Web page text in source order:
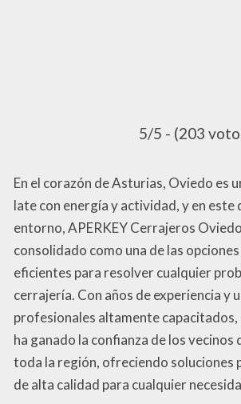
5/5 - (203
En el corazón de Asturias, Oviedo es
late con energía y actividad, y en este
entorno, APERKEY Cerrajeros
consolidado como una de las
eficientes para resolver cualquier
cerrajería. Con años de experiencia y
profesionales altamente capacitados,
ha ganado la confianza de los vecinos
toda la región, ofreciendo soluciones
de alta calidad para cualquier